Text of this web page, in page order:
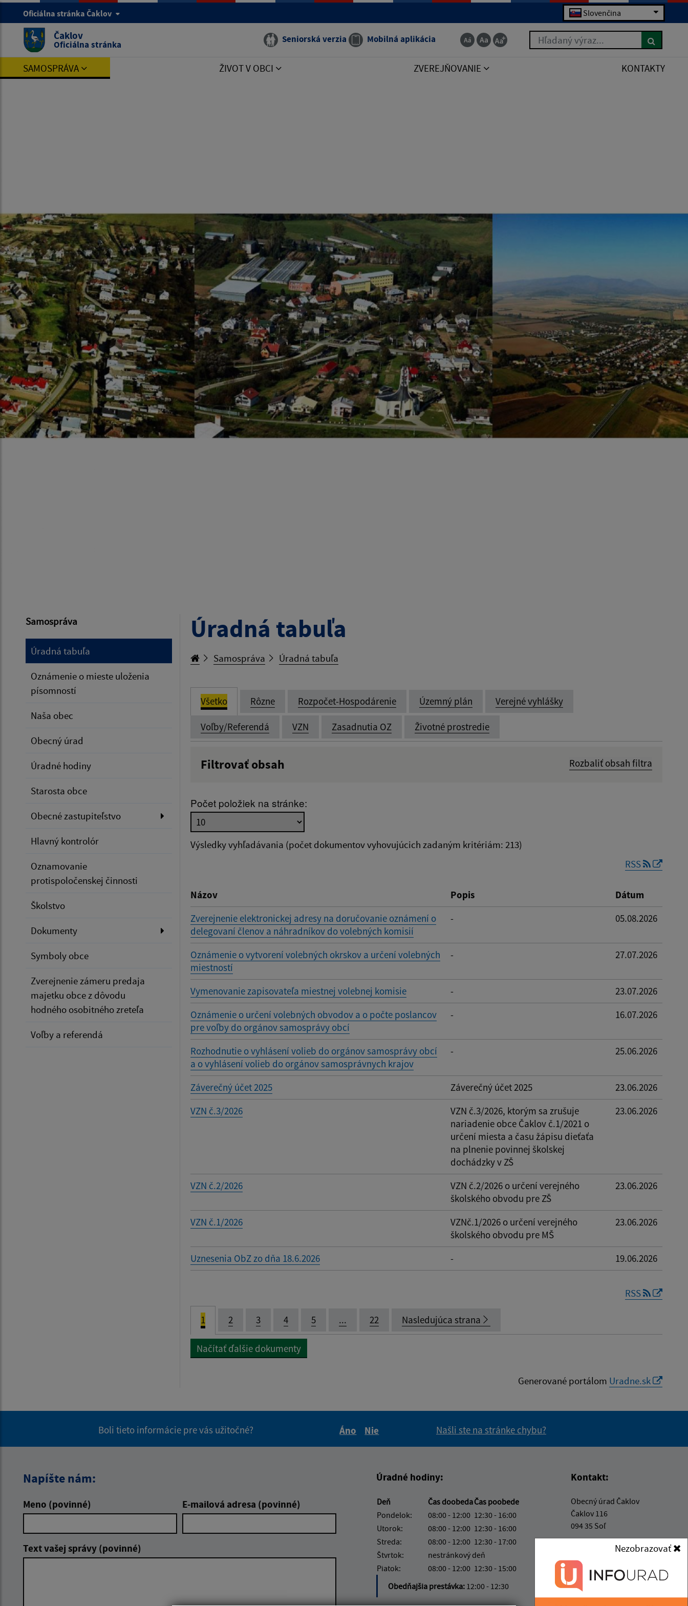
Nezobrazovať
Oficiálna stránka Čaklov Slovenčina
Čaklov
Oficiálna stránka Seniorská verzia Mobilná aplikácia Hľadaný výraz...
SAMOSPRÁVA ŽIVOT V OBCI ZVEREJŇOVANIE KONTAKTY
Samospráva
Úradná tabuľa
Oznámenie o mieste uloženia
písomností
Naša obec
Obecný úrad
Úradné hodiny
Starosta obce
Obecné zastupiteľstvo
Hlavný kontrolór
Oznamovanie
protispoločenskej činnosti
Školstvo
Dokumenty
Symboly obce
Zverejnenie zámeru predaja
majetku obce z dôvodu
hodného osobitného zreteľa
Voľby a referendá
Úradná tabuľa
Samospráva Úradná tabuľa
Všetko Rôzne Rozpočet-Hospodárenie Územný plán Verejné vyhlášky
Voľby/Referendá VZN Zasadnutia OZ Životné prostredie
Filtrovať obsah Rozbaliť obsah filtra
Dátum zverejnenia do:
Počet položiek na stránke:
Výsledky vyhľadávania (počet dokumentov vyhovujúcich zadaným kritériám: 213)
RSS
Názov Popis
Dátum
Zverejnenie elektronickej adresy na doručovanie oznámení o
delegovaní členov a náhradníkov do volebných komisií
- 05.08.2026
Oznámenie o vytvorení volebných okrskov a určení volebných
miestností
- 27.07.2026
Vymenovanie zapisovateľa miestnej volebnej komisie -
23.07.2026
Oznámenie o určení volebných obvodov a o počte poslancov
pre voľby do orgánov samosprávy obcí
- 16.07.2026
Rozhodnutie o vyhlásení volieb do orgánov samosprávy obcí
a o vyhlásení volieb do orgánov samosprávnych krajov
- 25.06.2026
Záverečný účet 2025 Záverečný účet 2025
23.06.2026
VZN č.3/2026
VZN č.3/2026, ktorým sa zrušuje
nariadenie obce Čaklov č.1/2021 o
určení miesta a času žápisu dieťaťa
na plnenie povinnej školskej
dochádzky v ZŠ
23.06.2026
VZN č.2/2026
VZN č.2/2026 o určení verejného
školského obvodu pre ZŠ
23.06.2026
VZN č.1/2026
VZNč.1/2026 o určení verejného
školského obvodu pre MŠ
23.06.2026
Uznesenia ObZ zo dňa 18.6.2026 - 19.06.2026
RSS
1 2 3 4 5 ... 22 Nasledujúca strana
Načítať ďalšie dokumenty
Generované portálom Uradne.sk
Boli tieto informácie pre vás užitočné?
Áno
Nie
Našli ste na stránke chybu?
Napíšte nám:
Meno (povinné) E-mailová adresa (povinné)
Text vašej správy (povinné)
Úradné hodiny:
Deň Čas doobedaČas poobede
Pondelok:
08:00 - 12:00 12:30 - 16:00
Utorok:
08:00 - 12:00 12:30 - 16:00
Streda:
08:00 - 12:00 12:30 - 17:00
Štvrtok:
nestránkový deň
Piatok:
08:00 - 12:00 12:30 - 15:00
Obedňajšia prestávka: 12:00 - 12:30
Kontakt:
Obecný úrad Čaklov
Čaklov 116
094 35 Soľ
info@obeccaklov.sk
+421 574 496 426
IČO: 00332291